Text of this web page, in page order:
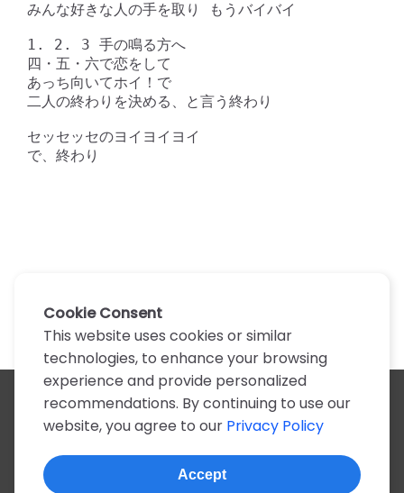
みんな好きな人の手を取り もうバイバイ
1. 2. 3 手の鳴る方へ
四・五・六で恋をして
あっち向いてホイ！で
二人の終わりを決める、と言う終わり
セッセッセのヨイヨイヨイ
で、終わり
All artists
A
B C D E F G H I J K
N
O P Q R S T U V W X
Z
0-9
Cookie Consent
This website uses cookies or similar
technologies, to enhance your browsing
experience and provide personalized
recommendations. By continuing to use our
website, you agree to our Privacy Policy
Accept